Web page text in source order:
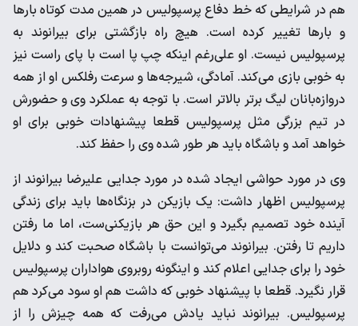
هم در شرایطی که خط دفاع پرسپولیس در همین مدت کوتاه بارها
و بارها تغییر کرده است. هیچ راه بازگشتی برای بیرانوند به
پرسپولیس نیست. او علی‌رغم اینکه چپ پا است با پای راست نیز
به خوبی بازی می‌کند. آمادگی‌، شیرجه‌ها و سرعت رفلکس او از همه
دروازه‌بانان لیگ برتر بالاتر است. با توجه به عملکرد وی و حضورش
در تیم بزرگی مثل پرسپولیس قطعا پیشنهادات خوبی برای او
خواهد آمد و باشگاه باید هر طور شده وی را حفظ کند.
وی در مورد حواشی ایجاد شده در مورد جدایی علیرضا بیرانوند از
پرسپولیس اظهار داشت: یک بازیکن در بزنگاه‌ها باید برای زندگی
آینده خود تصمیم بگیرد و این حق هر بازیکنی‌ست، اما ما رفتن
داریم تا رفتن. بیرانوند می‌توانست با باشگاه صحبت کند و دلایل
خود را برای جدایی اعلام کند و اینگونه روبروی هواداران پرسپولیس
قرار نگیرد. قطعا با پیشنهاد خوبی که داشت هم او سود می‌کرد هم
پرسپولیس. بیرانوند نباید یادش می‌رفت که همه چیزش را از